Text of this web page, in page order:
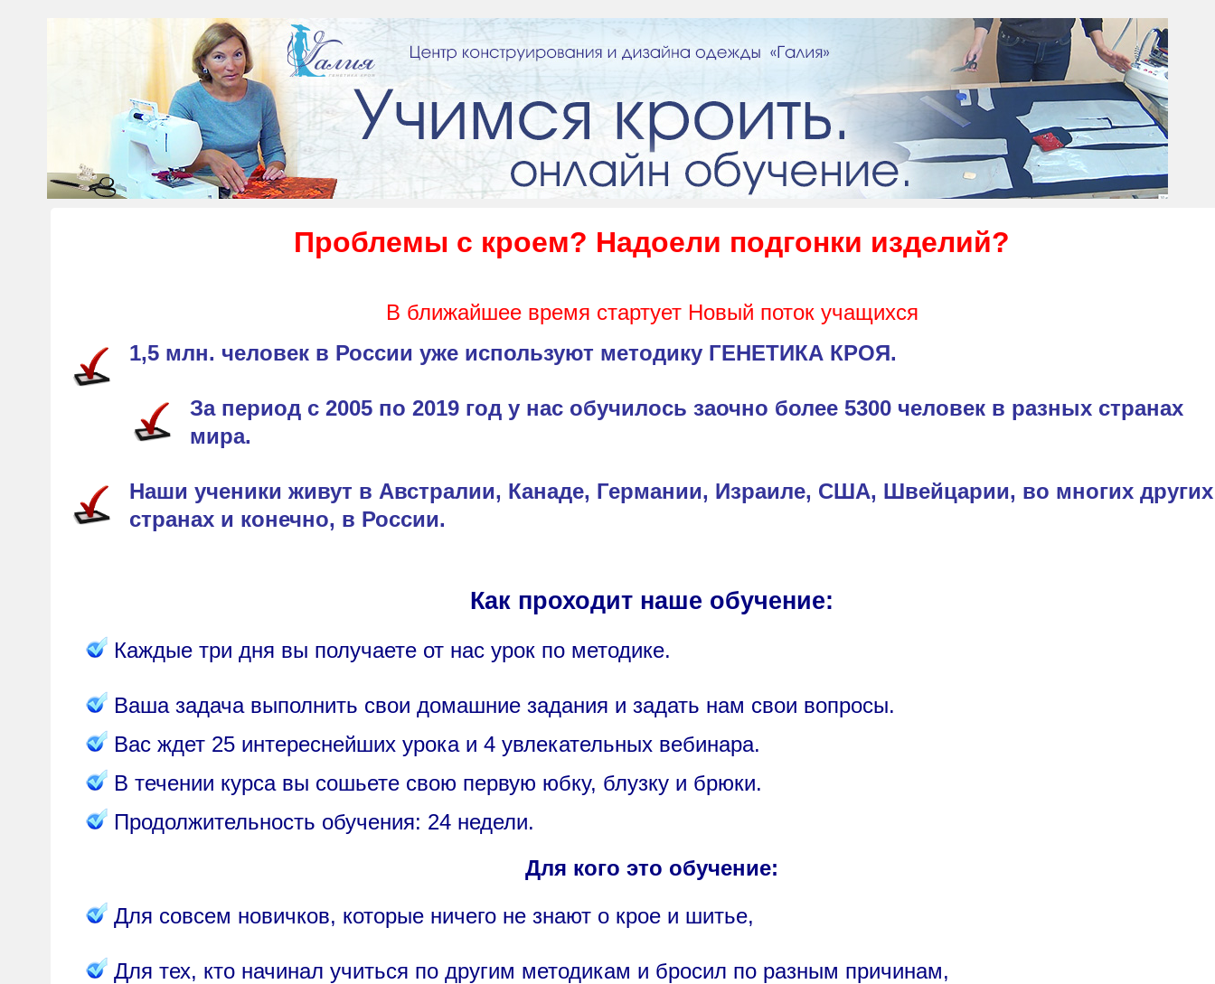
Проблемы с кроем? Надоели подгонки изделий?
В ближайшее время стартует Новый поток учащихся
1,5 млн. человек в России уже используют методику ГЕНЕТИКА КРОЯ.
За период с 2005 по 2019 год у нас обучилось заочно более 5300 человек в разных странах
мира.
Наши ученики живут в Австралии, Канаде, Германии, Израиле, США, Швейцарии, во многих других
странах и конечно, в России.
Как проходит наше обучение:
Каждые три дня вы получаете от нас урок по методике.
Ваша задача выполнить свои домашние задания и задать нам свои вопросы.
Вас ждет 25 интереснейших урока и 4 увлекательных вебинара.
В течении курса вы сошьете свою первую юбку, блузку и брюки.
Продолжительность обучения: 24 недели.
Для кого это обучение:
Для совсем новичков, которые ничего не знают о крое и шитье,
Для тех, кто начинал учиться по другим методикам и бросил по разным причинам,